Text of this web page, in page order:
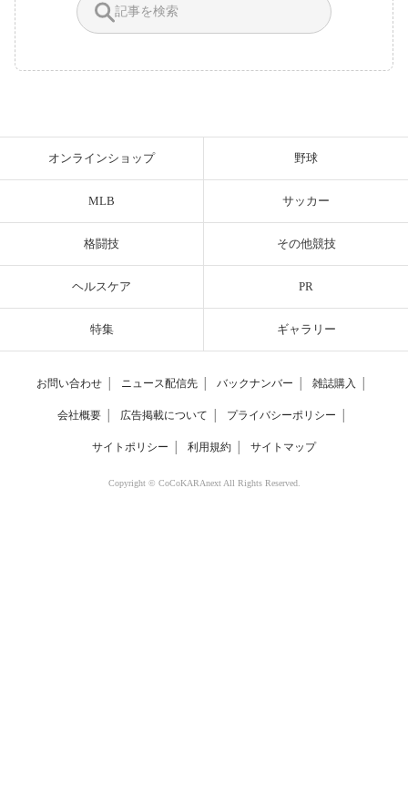
オンラインショップ 野球
MLB サッカー
格闘技 その他競技
ヘルスケア PR
特集 ギャラリー
お問い合わせ ニュース配信先 バックナンバー 雑誌購入
会社概要 広告掲載について プライバシーポリシー
サイトポリシー 利用規約 サイトマップ
Copyright © CoCoKARAnext All Rights Reserved.